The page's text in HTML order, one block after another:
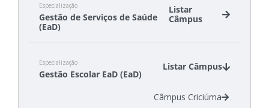
Câmpus São José
Especialização
Gestão de Serviços de Saúde
(EaD)
Listar
Câmpus
Câmpus Itajaí
Câmpus São Carlos
Especialização
Gestão Escolar EaD (EaD)
Listar Câmpus
Câmpus Criciúma